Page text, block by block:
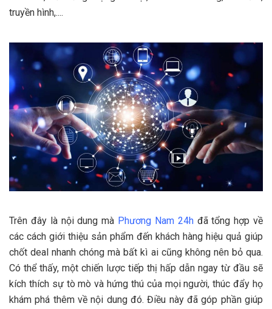
truyền hình,....
Trên đây là nội dung mà Phương Nam 24hđã tổng hợp về
các cách giới thiệu sản phẩm đến khách hàng hiệu quả giúp
chốt deal nhanh chóng mà bất kì ai cũng không nên bỏ qua.
Có thể thấy, một chiến lược tiếp thị hấp dẫn ngay từ đầu sẽ
kích thích sự tò mò và hứng thú của mọi người, thúc đẩy họ
khám phá thêm về nội dung đó. Điều này đã góp phần giúp